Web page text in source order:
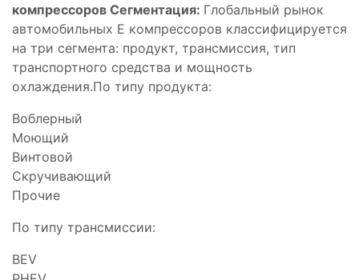
компрессоров Сегментация: Глобальный рынок
автомобильных E компрессоров классифицируется
на три сегмента: продукт, трансмиссия, тип
транспортного средства и мощность
охлаждения.По типу продукта:
Воблерный
Моющий
Винтовой
Скручивающий
Прочие
По типу трансмиссии:
BEV